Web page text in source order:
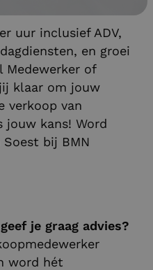
uur inclusief ADV,
en groei
Medewerker of
klaar om jouw
verkoop van
kans! Word
bij BMN
je graag advies?
word hét